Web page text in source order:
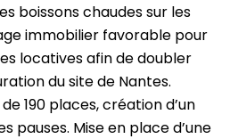
boissons chaudes sur les
immobilier favorable pour
locatives afin de doubler
du site de Nantes.
190 places, création d’un
pauses. Mise en place d’une